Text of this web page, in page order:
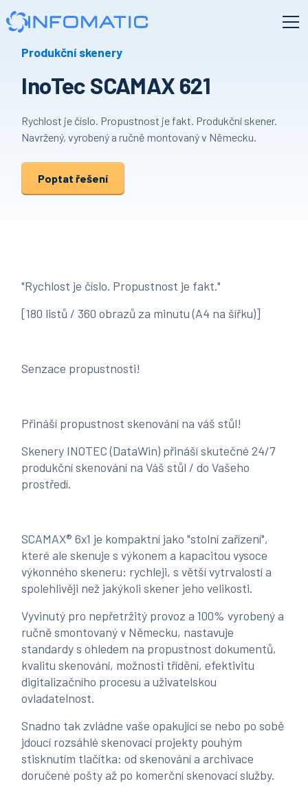
Produkční skenery
InoTec SCAMAX 621
Rychlost je číslo. Propustnost je fakt. Produkční skener.
Navržený, vyrobený a ručně montovaný v Německu.
Poptat řešení
"Rychlost je číslo. Propustnost je fakt."
[180 listů / 360 obrazů za minutu (A4 na šířku)]
Senzace propustnosti!
Přináší propustnost skenování na váš stůl!
Skenery INOTEC (DataWin) přináší skutečné 24/7
produkční skenování na Váš stůl / do Vašeho
prostředí.
SCAMAX® 6x1 je kompaktní jako "stolní zařízení",
které ale skenuje s výkonem a kapacitou vysoce
výkonného skeneru: rychleji, s větší vytrvalostí a
spolehlivěji než jakýkoli skener jeho velikosti.
Vyvinutý pro nepřetržitý provoz a 100% vyrobený a
ručně smontovaný v Německu, nastavuje
standardy s ohledem na propustnost dokumentů,
kvalitu skenování, možnosti třídění, efektivitu
digitalizačního procesu a uživatelskou
ovladatelnost.
Snadno tak zvládne vaše opakující se nebo po sobě
jdoucí rozsáhlé skenovací projekty pouhým
stisknutím tlačítka: od skenování a archivace
doručené pošty až po komerční skenovací služby.